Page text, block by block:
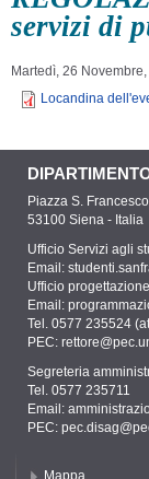
servizi di
Martedì, 26
Locandina
Piazza S.
53100 Siena - Italia
Ufficio Servizi agli
Email:
Ufficio
Email:
Tel. 0577 235524
PEC:
Segreteria
Tel. 0577 235711
Email:
PEC: